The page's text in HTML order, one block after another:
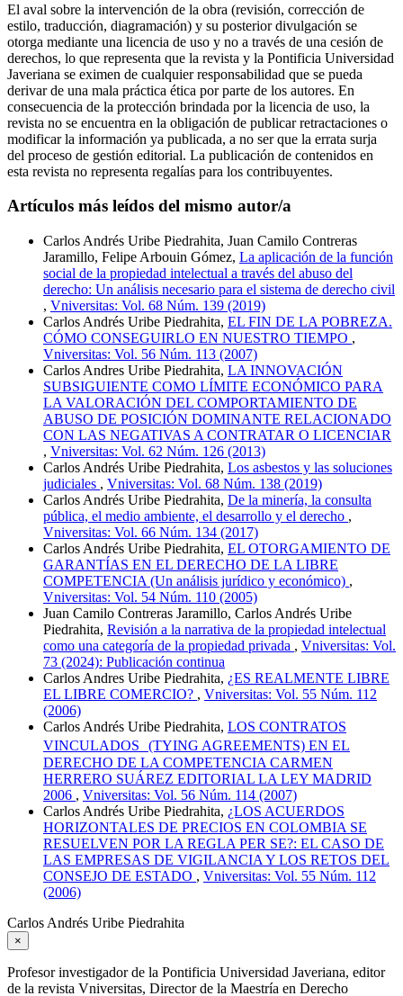
El aval sobre la intervención de la obra (revisión, corrección de
estilo, traducción, diagramación) y su posterior divulgación se
otorga mediante una licencia de uso y no a través de una cesión de
derechos, lo que representa que la revista y la Pontificia Universidad
Javeriana se eximen de cualquier responsabilidad que se pueda
derivar de una mala práctica ética por parte de los autores. En
consecuencia de la protección brindada por la licencia de uso, la
revista no se encuentra en la obligación de publicar retractaciones o
modificar la información ya publicada, a no ser que la errata surja
del proceso de gestión editorial. La publicación de contenidos en
esta revista no representa regalías para los contribuyentes.
Artículos más leídos del mismo autor/a
Carlos Andrés Uribe Piedrahita, Juan Camilo Contreras
Jaramillo, Felipe Arbouin Gómez, La aplicación de la función
social de la propiedad intelectual a través del abuso del
derecho: Un análisis necesario para el sistema de derecho civil
, Vniversitas: Vol. 68 Núm. 139 (2019)
Carlos Andrés Uribe Piedrahita, EL FIN DE LA POBREZA.
CÓMO CONSEGUIRLO EN NUESTRO TIEMPO ,
Vniversitas: Vol. 56 Núm. 113 (2007)
Carlos Andres Uribe Piedrahita, LA INNOVACIÓN
SUBSIGUIENTE COMO LÍMITE ECONÓMICO PARA
LA VALORACIÓN DEL COMPORTAMIENTO DE
ABUSO DE POSICIÓN DOMINANTE RELACIONADO
CON LAS NEGATIVAS A CONTRATAR O LICENCIAR
, Vniversitas: Vol. 62 Núm. 126 (2013)
Carlos Andrés Uribe Piedrahita, Los asbestos y las soluciones
judiciales , Vniversitas: Vol. 68 Núm. 138 (2019)
Carlos Andrés Uribe Piedrahita, De la minería, la consulta
pública, el medio ambiente, el desarrollo y el derecho ,
Vniversitas: Vol. 66 Núm. 134 (2017)
Carlos Andrés Uribe Piedrahita, EL OTORGAMIENTO DE
GARANTÍAS EN EL DERECHO DE LA LIBRE
COMPETENCIA (Un análisis jurídico y económico) ,
Vniversitas: Vol. 54 Núm. 110 (2005)
Juan Camilo Contreras Jaramillo, Carlos Andrés Uribe
Piedrahita, Revisión a la narrativa de la propiedad intelectual
como una categoría de la propiedad privada , Vniversitas: Vol.
73 (2024): Publicación continua
Carlos Andres Uribe Piedrahita, ¿ES REALMENTE LIBRE
EL LIBRE COMERCIO? , Vniversitas: Vol. 55 Núm. 112
(2006)
Carlos Andrés Uribe Piedrahita, LOS CONTRATOS
VINCULADOS (TYING AGREEMENTS) EN EL
DERECHO DE LA COMPETENCIA CARMEN
HERRERO SUÁREZ EDITORIAL LA LEY MADRID
2006 , Vniversitas: Vol. 56 Núm. 114 (2007)
Carlos Andrés Uribe Piedrahita, ¿LOS ACUERDOS
HORIZONTALES DE PRECIOS EN COLOMBIA SE
RESUELVEN POR LA REGLA PER SE?: EL CASO DE
LAS EMPRESAS DE VIGILANCIA Y LOS RETOS DEL
CONSEJO DE ESTADO , Vniversitas: Vol. 55 Núm. 112
(2006)
Carlos Andrés Uribe Piedrahita
×
Profesor investigador de la Pontificia Universidad Javeriana, editor
de la revista Vniversitas, Director de la Maestría en Derecho